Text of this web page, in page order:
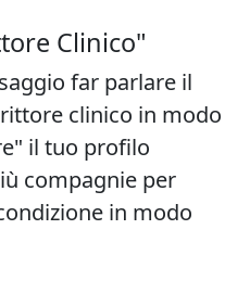
Clinico"
far parlare il
clinico in modo
il tuo profilo
compagnie per
in modo